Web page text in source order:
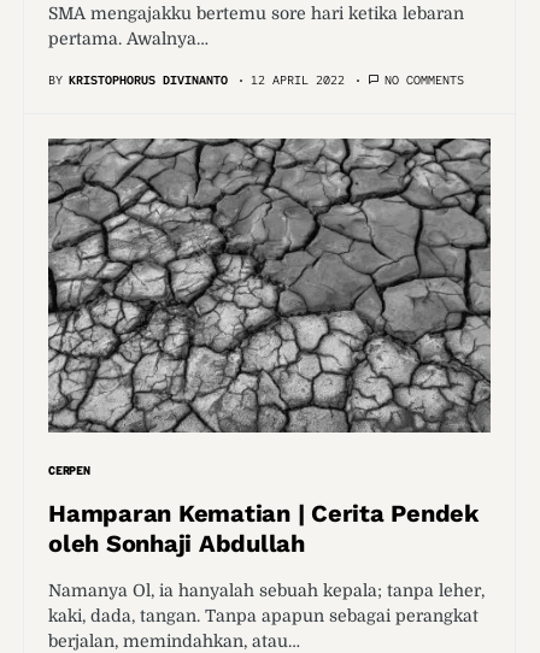
SMA mengajakku bertemu sore hari ketika lebaran
pertama. Awalnya…
BY KRISTOPHORUS DIVINANTO 12 APRIL 2022 NO COMMENTS
CERPEN
Hamparan Kematian | Cerita Pendek
oleh Sonhaji Abdullah
Namanya Ol, ia hanyalah sebuah kepala; tanpa leher,
kaki, dada, tangan. Tanpa apapun sebagai perangkat
berjalan, memindahkan, atau…